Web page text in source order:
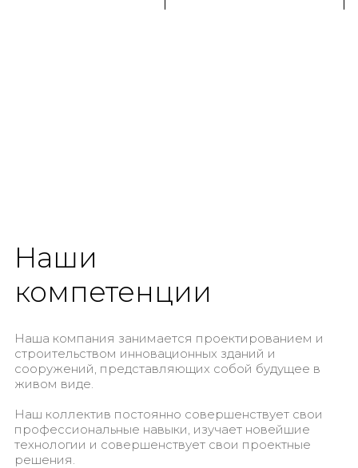
Наши
компетенции
Наша компания занимается проектированием и
строительством инновационных зданий и
сооружений, представляющих собой будущее в
живом виде.
Наш коллектив постоянно совершенствует свои
профессиональные навыки, изучает новейшие
технологии и совершенствует свои проектные
решения.